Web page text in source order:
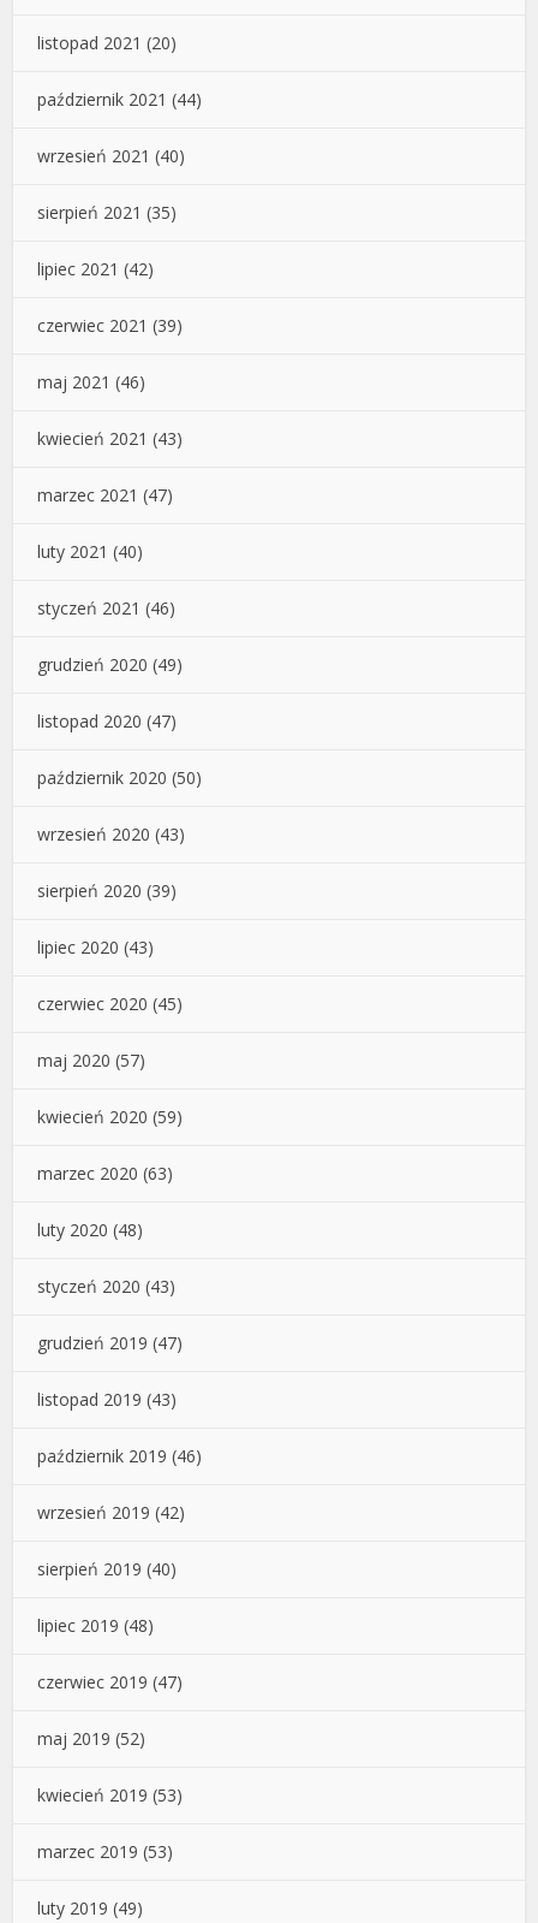
listopad 2021 (20)
październik 2021 (44)
wrzesień 2021 (40)
sierpień 2021 (35)
lipiec 2021 (42)
czerwiec 2021 (39)
maj 2021 (46)
kwiecień 2021 (43)
marzec 2021 (47)
luty 2021 (40)
styczeń 2021 (46)
grudzień 2020 (49)
listopad 2020 (47)
październik 2020 (50)
wrzesień 2020 (43)
sierpień 2020 (39)
lipiec 2020 (43)
czerwiec 2020 (45)
maj 2020 (57)
kwiecień 2020 (59)
marzec 2020 (63)
luty 2020 (48)
styczeń 2020 (43)
grudzień 2019 (47)
listopad 2019 (43)
październik 2019 (46)
wrzesień 2019 (42)
sierpień 2019 (40)
lipiec 2019 (48)
czerwiec 2019 (47)
maj 2019 (52)
kwiecień 2019 (53)
marzec 2019 (53)
luty 2019 (49)